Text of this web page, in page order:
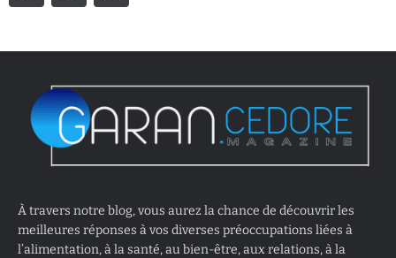
À travers notre blog, vous aurez la chance de découvrir les
meilleures réponses à vos diverses préoccupations liées à
l’alimentation, à la santé, au bien-être, aux relations, à la